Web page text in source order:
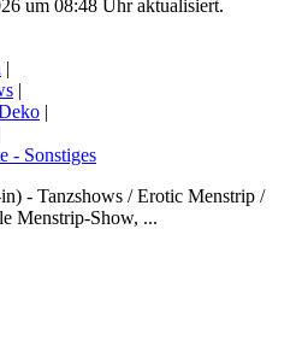
um 08:48 Uhr aktualisiert.
|
|
|
- Sonstiges
- Tanzshows / Erotic Menstrip /
Menstrip-Show, ...